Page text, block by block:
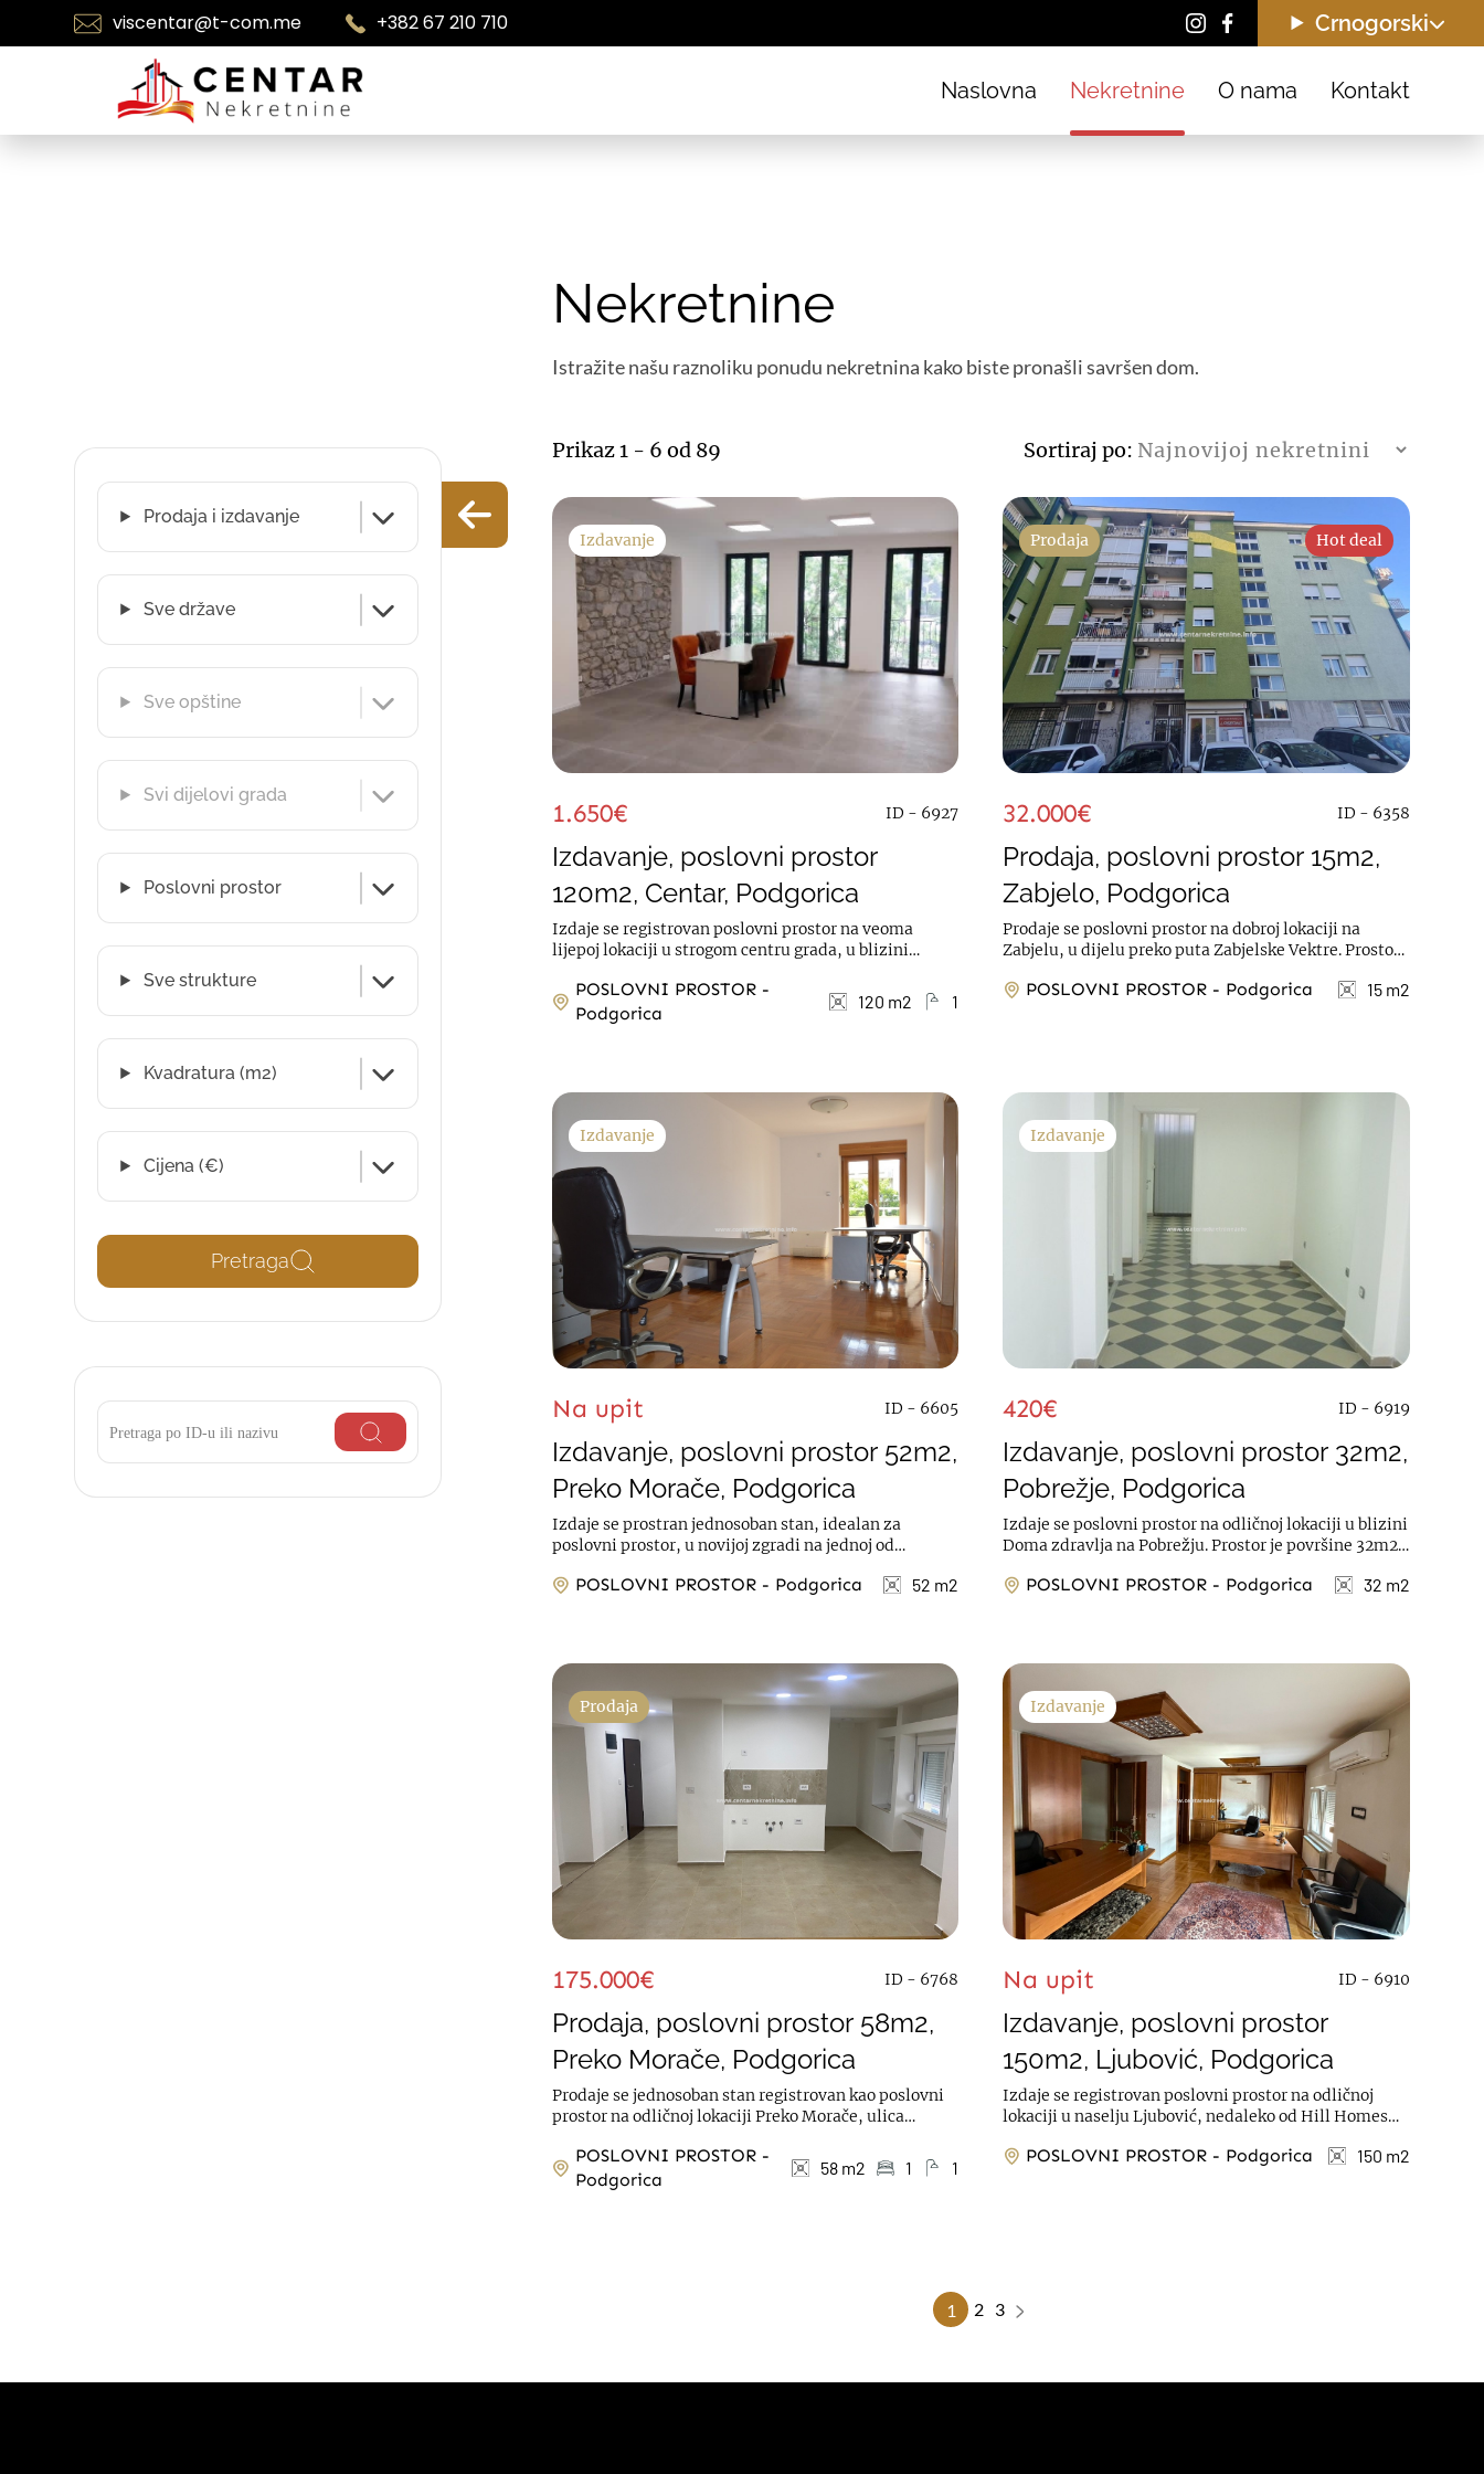
viscentar@t-com.me +382 67 210 710 Crnogorski
Naslovna Nekretnine O nama Kontakt
Prodaja i izdavanje
Sve države
Sve opštine
Svi dijelovi grada
Poslovni prostor
Sve strukture
Kvadratura (m2)
Cijena (€)
Pretraga
Nekretnine
Istražite našu raznoliku ponudu nekretnina kako biste pronašli savršen dom.
Prikaz 1 - 6 od 89 Sortiraj po:
Izdavanje
1.650€ ID - 6927
Izdavanje, poslovni prostor
120m2, Centar, Podgorica
Izdaje se registrovan poslovni prostor na veoma
lijepoj lokaciji u strogom centru grada, u blizini
POSLOVNI PROSTOR -
Podgorica
120 m2 1
Prodaja Hot deal
32.000€ ID - 6358
Prodaja, poslovni prostor 15m2,
Zabjelo, Podgorica
Prodaje se poslovni prostor na dobroj lokaciji na
Zabjelu, u dijelu preko puta Zabjelske Vektre. Prostor
POSLOVNI PROSTOR - Podgorica 15 m2
Izdavanje
Na upit ID - 6605
Izdavanje, poslovni prostor 52m2,
Preko Morače, Podgorica
Izdaje se prostran jednosoban stan, idealan za
poslovni prostor, u novijoj zgradi na jednoj od
POSLOVNI PROSTOR - Podgorica 52 m2
Izdavanje
420€ ID - 6919
Izdavanje, poslovni prostor 32m2,
Pobrežje, Podgorica
Izdaje se poslovni prostor na odličnoj lokaciji u blizini
Doma zdravlja na Pobrežju. Prostor je površine 32m2,
POSLOVNI PROSTOR - Podgorica 32 m2
Prodaja
175.000€ ID - 6768
Prodaja, poslovni prostor 58m2,
Preko Morače, Podgorica
Prodaje se jednosoban stan registrovan kao poslovni
prostor na odličnoj lokaciji Preko Morače, ulica
POSLOVNI PROSTOR -
Podgorica
58 m2 1 1
Izdavanje
Na upit ID - 6910
Izdavanje, poslovni prostor
150m2, Ljubović, Podgorica
Izdaje se registrovan poslovni prostor na odličnoj
lokaciji u naselju Ljubović, nedaleko od Hill Homes
POSLOVNI PROSTOR - Podgorica 150 m2
1 2 3